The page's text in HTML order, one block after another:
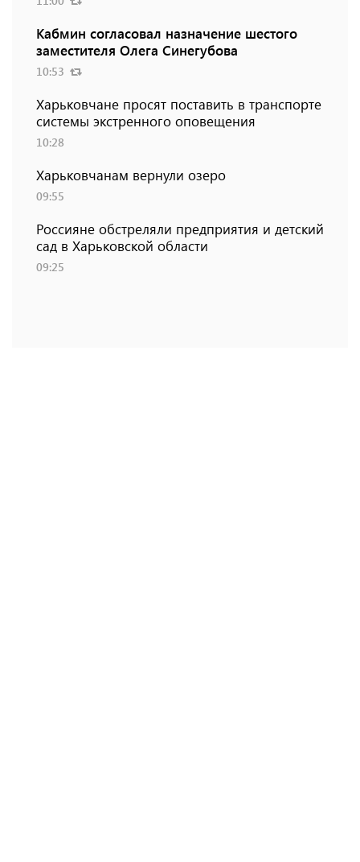
Кабмин согласовал назначение шестого
заместителя Олега Синегубова
10:53
Харьковчане просят поставить в транспорте
системы экстренного оповещения
10:28
Харьковчанам вернули озеро
09:55
Россияне обстреляли предприятия и детский
сад в Харьковской области
09:25